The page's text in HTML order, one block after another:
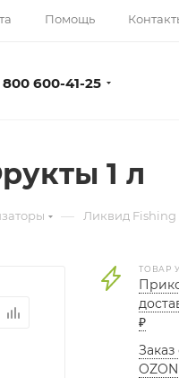
Помощь
800 600-41-25
1 л
— Ликвид
ТОВАР
₽
OZON